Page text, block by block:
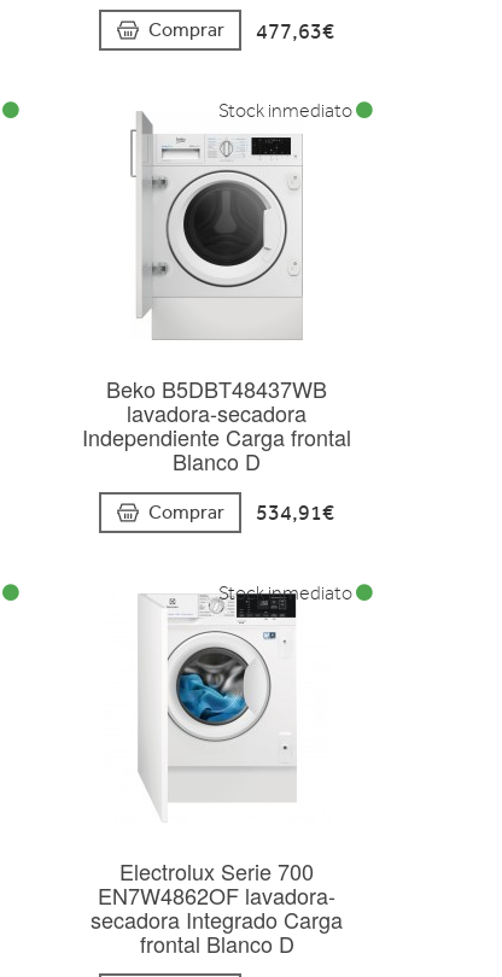
Comprar 477,63€
Beko B5DBT48437WB
lavadora-secadora
Independiente Carga frontal
Blanco D
Comprar 534,91€
Stock inmediato
Electrolux Serie 700
EN7W4862OF lavadora-
secadora Integrado Carga
frontal Blanco D
Stock inmediato